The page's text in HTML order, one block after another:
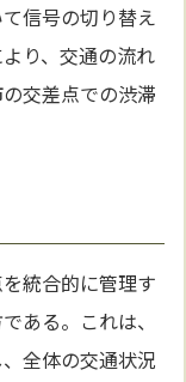
信号の切り替え
り、交通の流れ
交差点での渋滞
統合的に管理す
ある。これは、
全体の交通状況